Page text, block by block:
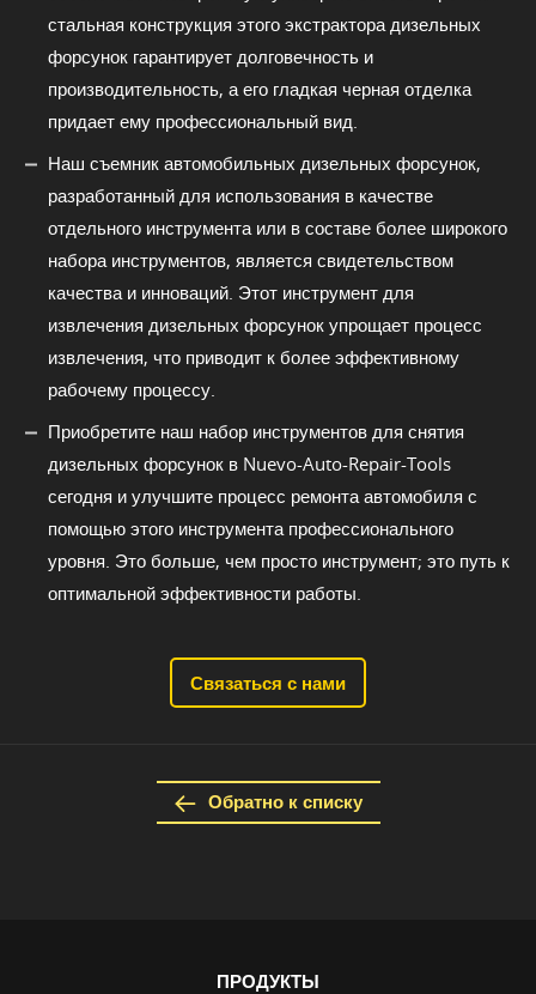
стальная конструкция этого экстрактора дизельных
форсунок гарантирует долговечность и
производительность, а его гладкая черная отделка
придает ему профессиональный вид.
Наш съемник автомобильных дизельных форсунок,
разработанный для использования в качестве
отдельного инструмента или в составе более широкого
набора инструментов, является свидетельством
качества и инноваций. Этот инструмент для
извлечения дизельных форсунок упрощает процесс
извлечения, что приводит к более эффективному
рабочему процессу.
Приобретите наш набор инструментов для снятия
дизельных форсунок в Nuevo-Auto-Repair-Tools
сегодня и улучшите процесс ремонта автомобиля с
помощью этого инструмента профессионального
уровня. Это больше, чем просто инструмент; это путь к
оптимальной эффективности работы.
Связаться с нами
Обратно к списку
ПРОДУКТЫ